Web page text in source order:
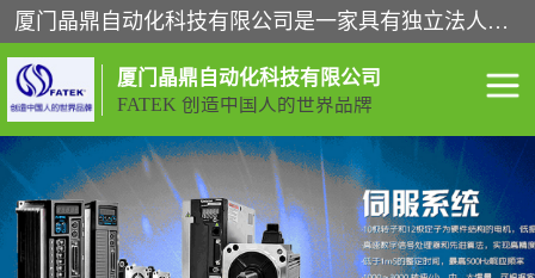
厦门晶鼎自动化科技有限公司是一家具有独立法人资格的高新技术企业；代理销售的产品有台湾威纶触摸屏，魏德米勒全系列，永宏触摸屏,威纶触摸屏,台湾威纶weinview触摸屏,台湾永宏PLC，FATEK,永宏伺服,图儿克总线，施耐德，欧姆龙，西门子，富士变频，K&N蓝系列， BUSSMANN，松下变频器，丹佛斯变频器等。
厦门晶鼎自动化科技有限公司
FATEK 创造中国人的世界品牌
闽台永宏PLC WEINVIEW闽台威纶触摸
屏
正弦变频器正弦伺服 魏德米勒接线端子